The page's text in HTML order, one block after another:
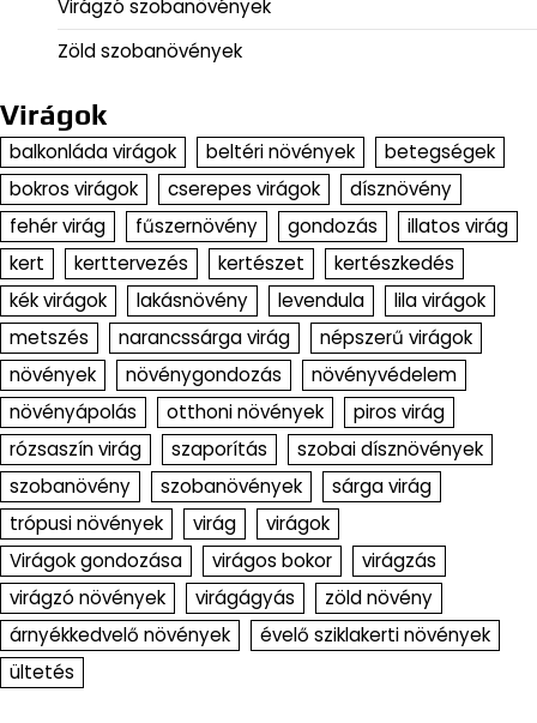
Virágzó szobanövények
Zöld szobanövények
Virágok
balkonláda virágok beltéri növények
betegségek
bokros virágok
cserepes virágok
dísznövény
fehér virág
fűszernövény gondozás
illatos virág
kert
kerttervezés kertészet
kertészkedés
kék virágok
lakásnövény levendula
lila virágok
metszés
narancssárga virág
népszerű virágok
növények
növénygondozás
növényvédelem
növényápolás
otthoni növények
piros virág
rózsaszín virág
szaporítás
szobai dísznövények
szobanövény
szobanövények
sárga virág
trópusi növények
virág
virágok
Virágok gondozása
virágos bokor
virágzás
virágzó növények
virágágyás
zöld növény
árnyékkedvelő növények
évelő sziklakerti növények
ültetés